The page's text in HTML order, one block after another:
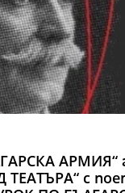
АРМИЯ“
ТЕАТЪРА“ с